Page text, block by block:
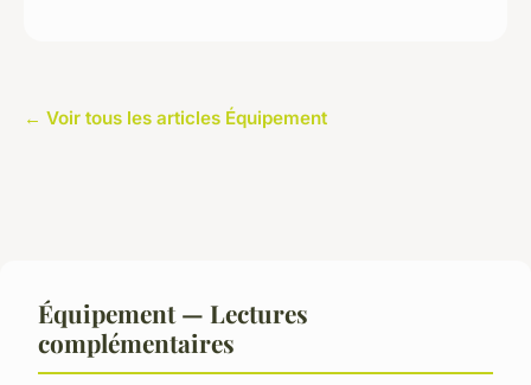
← Voir tous les articles Équipement
Équipement — Lectures
complémentaires